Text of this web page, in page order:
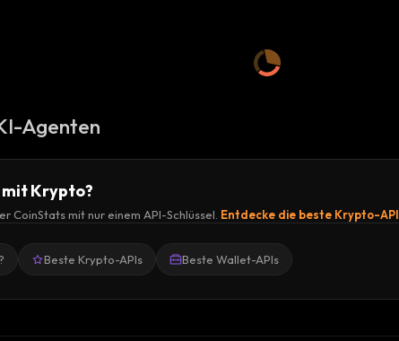
Agenten
Krypto?
CoinStats mit nur einem API-Schlüssel. Entdecke die beste Krypto-API
Beste Krypto-APIs Beste Wallet-APIs